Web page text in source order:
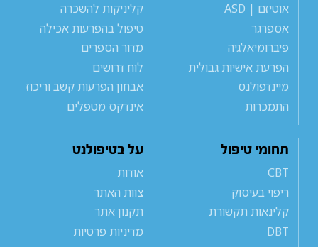
אוטיזם | ASD
אספרגר
פיברומיאלגיה
הפרעת אישיות גבולית
מיינדפולנס
התמכרות
קליניקות להשכרה
טיפול בהפרעות אכילה
מדור הספרים
לוח דרושים
אבחון הפרעות קשב וריכוז
אינדקס מטפלים
תחומי טיפול
CBT
ריפוי בעיסוק
קלינאות תקשורת
DBT
על בטיפולנט
אודות
צוות האתר
תקנון אתר
מדיניות פרטיות